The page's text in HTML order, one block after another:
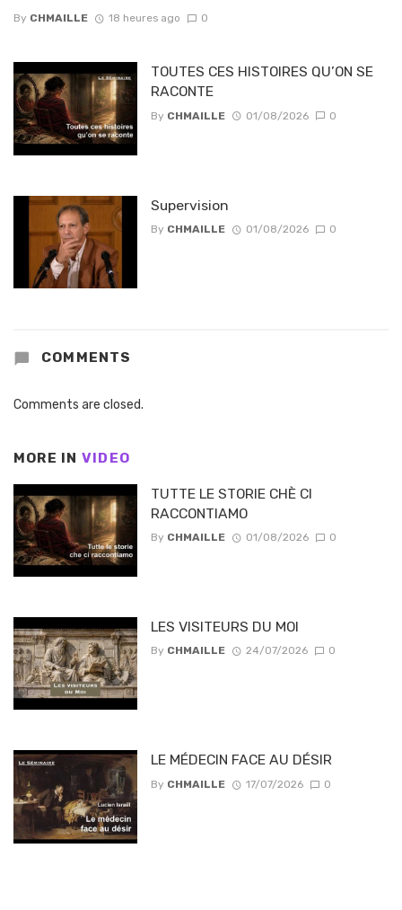
By CHMAILLE 18 heures ago 0
TOUTES CES HISTOIRES QU’ON SE
RACONTE
By CHMAILLE 01/08/2026 0
Supervision
By CHMAILLE 01/08/2026 0
COMMENTS
Comments are closed.
MORE IN VIDEO
TUTTE LE STORIE CHÈ CI
RACCONTIAMO
By CHMAILLE 01/08/2026 0
LES VISITEURS DU MOI
By CHMAILLE 24/07/2026 0
LE MÉDECIN FACE AU DÉSIR
By CHMAILLE 17/07/2026 0